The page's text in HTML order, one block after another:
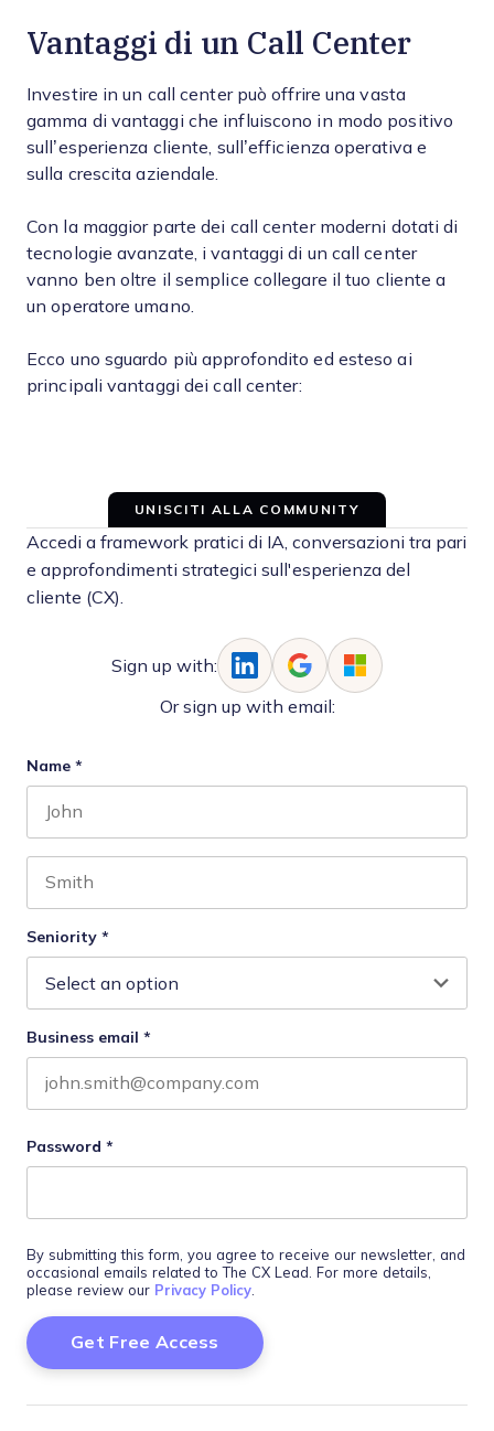
Vantaggi di un Call Center
Investire in un call center può offrire una vasta
gamma di vantaggi che influiscono in modo positivo
sull’esperienza cliente, sull’efficienza operativa e
sulla crescita aziendale.
Con la maggior parte dei call center moderni dotati di
tecnologie avanzate, i vantaggi di un call center
vanno ben oltre il semplice collegare il tuo cliente a
un operatore umano.
Ecco uno sguardo più approfondito ed esteso ai
principali vantaggi dei call center:
UNISCITI ALLA COMMUNITY
Accedi a framework pratici di IA, conversazioni tra pari
e approfondimenti strategici sull'esperienza del
cliente (CX).
Sign up with:
Or sign up with email:
Name *
Seniority *
Business email *
Password *
By submitting this form, you agree to receive our newsletter, and
occasional emails related to The CX Lead. For more details,
please review our Privacy Policy.